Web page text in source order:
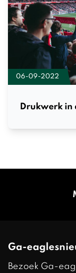
06-09-2022
Drukwerk in
Ga-
Bezoek Ga-